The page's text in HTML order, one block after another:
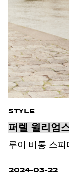
STYLE
퍼렐 윌리엄
루이 비통 스
2024-03-22